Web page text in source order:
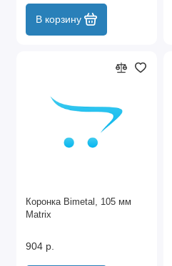
В корзину
Коронка Bimetal, 105 мм
Matrix
904 р.